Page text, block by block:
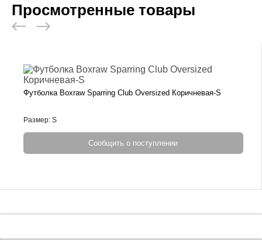
Просмотренные товары
Футболка Boxraw Sparring Club Oversized Коричневая-S
Размер: S
Сообщить о поступлении